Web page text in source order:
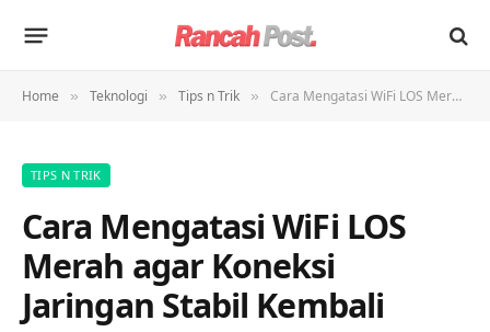
Home » Teknologi » Tips n Trik » Cara Mengatasi WiFi LOS Merah agar Koneksi Jaringan Stabil Kembali
TIPS N TRIK
Cara Mengatasi WiFi LOS
Merah agar Koneksi
Jaringan Stabil Kembali